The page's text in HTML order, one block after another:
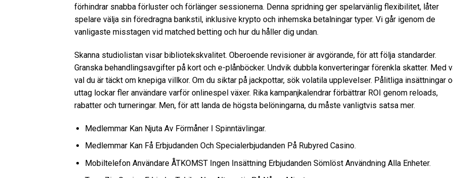
förhindrar snabba förluster och förlänger sessionerna. Denna spridning ger spelarvänlig flexibilitet, låter
spelare välja sin föredragna bankstil, inklusive krypto och inhemska betalningar typer. Vi går igenom de
vanligaste misstagen vid matched betting och hur du håller dig undan.
Skanna studiolistan visar bibliotekskvalitet. Oberoende revisioner är avgörande, för att följa standarder.
Granska behandlingsavgifter på kort och e-plånböcker. Undvik dubbla konverteringar förenkla skatter. Med
val du är täckt om knepiga villkor. Om du siktar på jackpottar, sök volatila upplevelser. Pålitliga insättningar
uttag lockar fler användare varför onlinespel växer. Rika kampanjkalendrar förbättrar ROI genom reloads,
rabatter och turneringar. Men, för att landa de högsta belöningarna, du måste vanligtvis satsa mer.
Medlemmar Kan Njuta Av Förmåner I Spinntävlingar.
Medlemmar Kan Få Erbjudanden Och Specialerbjudanden På Rubyred Casino.
Mobiltelefon Användare ÅTKOMST Ingen Insättning Erbjudanden Sömlöst Användning Alla Enheter.